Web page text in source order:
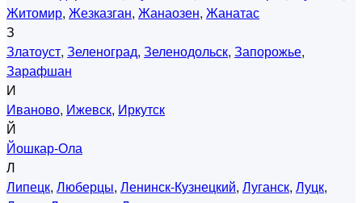
Житомир, Жезказган, Жанаозен, Жанатас
З
Златоуст, Зеленоград, Зеленодольск, Запорожье,
Зарафшан
И
Иваново, Ижевск, Иркутск
Й
Йошкар-Ола
Л
Липецк, Люберцы, Ленинск-Кузнецкий, Луганск, Луцк,